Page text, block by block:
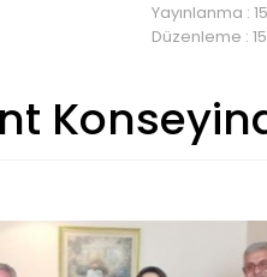
Yayınlanma :
Düzenleme :